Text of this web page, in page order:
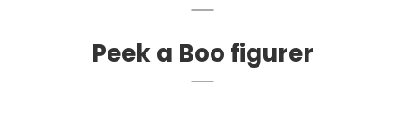
Peek a Boo figurer